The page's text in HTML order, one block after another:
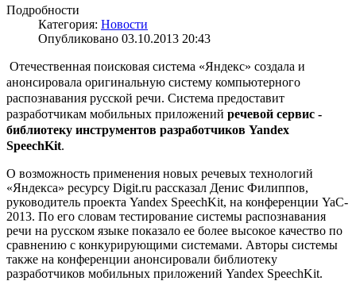
Подробности
Категория: Новости
Опубликовано 03.10.2013 20:43
Отечественная поисковая система «Яндекс» создала и
анонсировала оригинальную систему компьютерного
распознавания русской речи. Система предоставит
разработчикам мобильных приложений речевой сервис -
библиотеку инструментов разработчиков Yandex
SpeechKit.
О возможность применения новых речевых технологий
«Яндекса» ресурсу Digit.ru рассказал Денис Филиппов,
руководитель проекта Yandex SpeechKit, на конференции YaC-
2013. По его словам тестирование системы распознавания
речи на русском языке показало ее более высокое качество по
сравнению с конкурирующими системами. Авторы системы
также на конференции анонсировали библиотеку
разработчиков мобильных приложений Yandex SpeechKit.